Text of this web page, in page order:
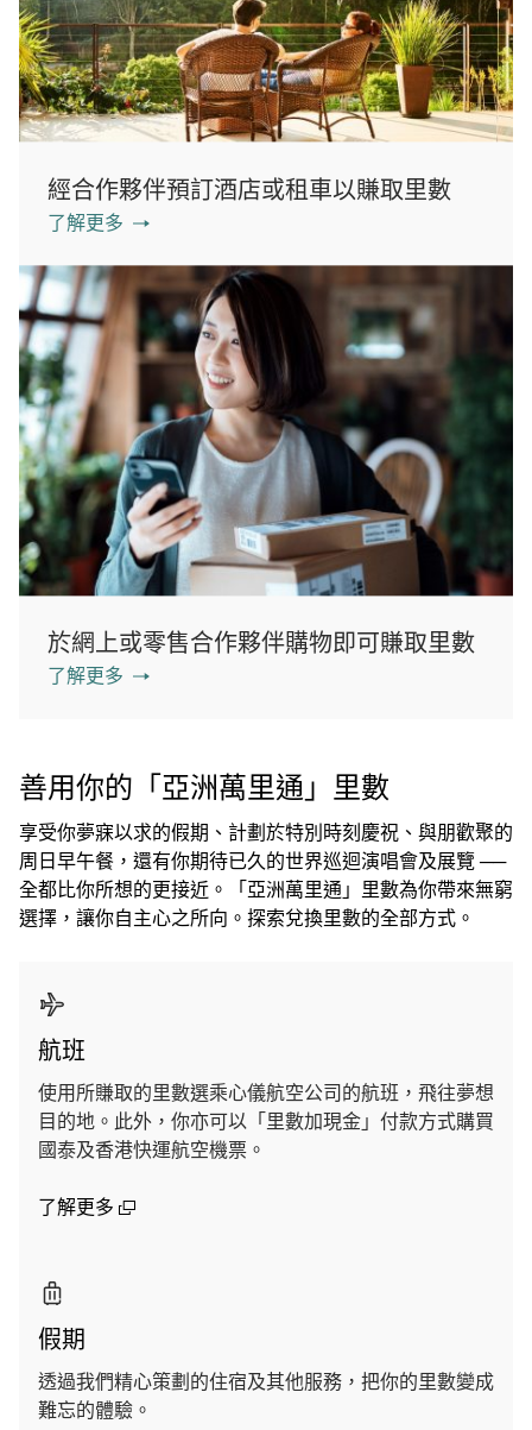
經合作夥伴預訂酒店或租車以賺取里數
了解更多
於網上或零售合作夥伴購物即可賺取里數
了解更多
善用你的「亞洲萬里通」里數
享受你夢寐以求的假期、計劃於特別時刻慶祝、與朋歡聚的
周日早午餐，還有你期待已久的世界巡迴演唱會及展覽 ──
全都比你所想的更接近。「亞洲萬里通」里數為你帶來無窮
選擇，讓你自主心之所向。探索兌換里數的全部方式。
航班
使用所賺取的里數選乘心儀航空公司的航班，飛往夢想
目的地。此外，你亦可以「里數加現金」付款方式購買
國泰及香港快運航空機票。
了解更多 (open in a new window)
假期
透過我們精心策劃的住宿及其他服務，把你的里數變成
難忘的體驗。